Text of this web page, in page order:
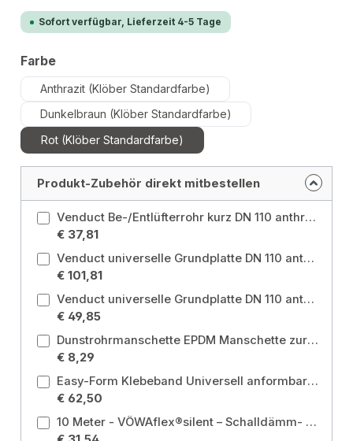
Sofort verfügbar, Lieferzeit 4-5 Tage
Farbeauswählen
Anthrazit (Klöber Standardfarbe)
Dunkelbraun (Klöber Standardfarbe)
Rot (Klöber Standardfarbe)
Produkt-Zubehör direkt mitbestellen
Venduct Be-/Entlüfterrohr kurz DN 110 anthrazit, mit Regenhaube Farbe: Anthrazit (Klöber Standardfarbe)
€ 37,81
Venduct universelle Grundplatte DN 110 anthrazit, lange Schürze Ausführung: Lange Schürze / Farbe: Anthrazit (Klöber Standardfarbe)
€ 101,81
Venduct universelle Grundplatte DN 110 anthrazit, Standardausführung Farbe: Anthrazit (Klöber Standardfarbe)
€ 49,85
Dunstrohrmanschette EPDM Manschette zur Abdichtung von Durchdringungen DN 110 - 125
€ 8,29
Easy-Form Klebeband Universell anformbares Klebeband, Breite 90mm, 5m Rolle
€ 62,50
10 Meter - VÖWAflex®silent – Schalldämm- u. Schutzschlauch aus Polyestervlies DN100 mm, Stärke 9 mm Größe: DN100 mm